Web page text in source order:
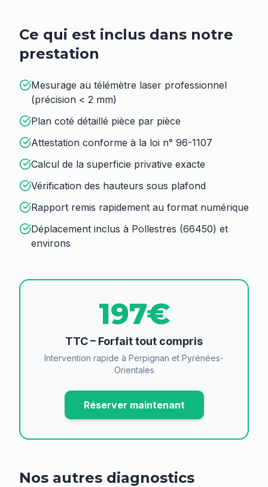
Ce qui est inclus dans notre
prestation
Mesurage au télémètre laser professionnel
(précision < 2 mm)
Plan coté détaillé pièce par pièce
Attestation conforme à la loi n° 96-1107
Calcul de la superficie privative exacte
Vérification des hauteurs sous plafond
Rapport remis rapidement au format numérique
Déplacement inclus à Pollestres (66450) et
environs
197€
TTC – Forfait tout compris
Intervention rapide à Perpignan et Pyrénées-
Orientales
Réserver maintenant
Nos autres diagnostics